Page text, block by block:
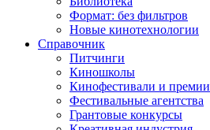
Формат: без фильтров
Новые кинотехнологии
Справочник
Питчинги
Киношколы
Кинофестивали и премии
Фестивальные агентства
Грантовые конкурсы